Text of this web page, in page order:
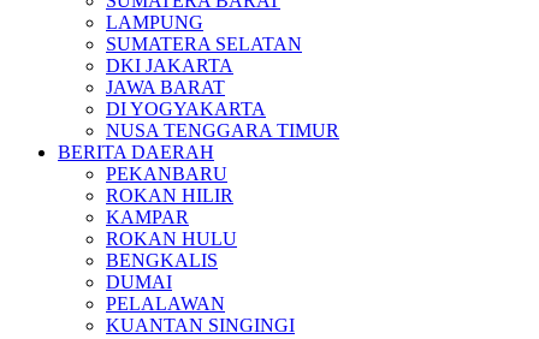
LAMPUNG
SUMATERA SELATAN
DKI JAKARTA
JAWA BARAT
DI YOGYAKARTA
NUSA TENGGARA TIMUR
BERITA DAERAH
PEKANBARU
ROKAN HILIR
KAMPAR
ROKAN HULU
BENGKALIS
DUMAI
PELALAWAN
KUANTAN SINGINGI